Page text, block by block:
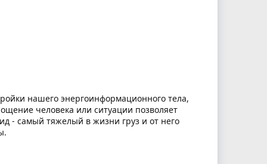
нашего энергоинформационного тела,
человека или ситуации позволяет
- самый тяжелый в жизни груз и от него